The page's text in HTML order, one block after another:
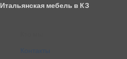
Delivery
Итальянская мебель в КЗ
Контакты